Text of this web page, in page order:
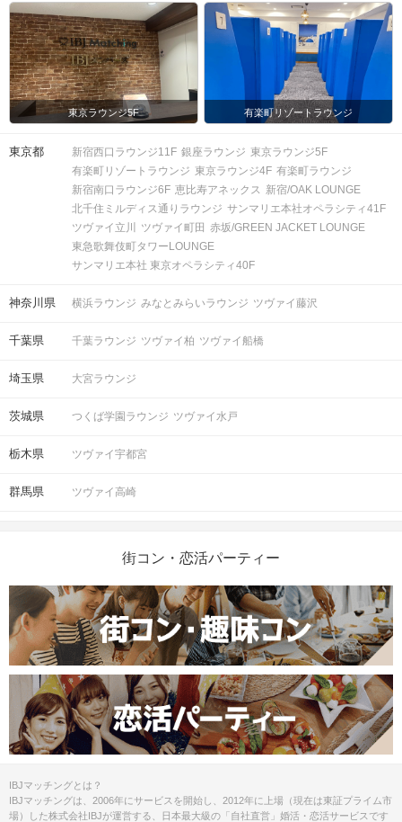
東京ラウンジ5F 有楽町リゾートラウンジ
東京都 新宿西口ラウンジ11F 銀座ラウンジ 東京ラウンジ5F
有楽町リゾートラウンジ 東京ラウンジ4F 有楽町ラウンジ
新宿南口ラウンジ6F 恵比寿アネックス 新宿/OAK LOUNGE
北千住ミルディス通りラウンジ サンマリエ本社オペラシティ41F
ツヴァイ立川
ツヴァイ町田 赤坂/GREEN JACKET LOUNGE
東急歌舞伎町タワーLOUNGE
サンマリエ本社 東京オペラシティ40F
神奈川県 横浜ラウンジ みなとみらいラウンジ ツヴァイ藤沢
千葉県 千葉ラウンジ ツヴァイ柏 ツヴァイ船橋
埼玉県 大宮ラウンジ
茨城県 つくば学園ラウンジ ツヴァイ水戸
栃木県 ツヴァイ宇都宮
群馬県 ツヴァイ高崎
街コン・恋活パーティー
IBJマッチングとは？
IBJマッチングは、2006年にサービスを開始し、2012年に上場（現在は東証プライム市
場）した株式会社IBJが運営する、日本最大級の「自社直営」婚活・恋活サービスです